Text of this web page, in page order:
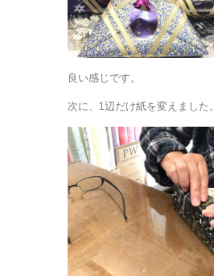
良い感じです。
次に、1辺だけ紙を変えました。